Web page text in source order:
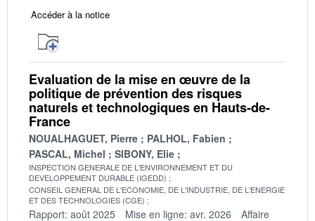
Accéder à la notice
Evaluation de la mise en œuvre de la
politique de prévention des risques
naturels et technologiques en Hauts-de-
France
NOUALHAGUET, Pierre
PALHOL, Fabien
PASCAL, Michel
SIBONY, Elie
INSPECTION GENERALE DE L'ENVIRONNEMENT ET DU
DEVELOPPEMENT DURABLE (IGEDD)
CONSEIL GENERAL DE L'ECONOMIE, DE L'INDUSTRIE, DE L'ENERGIE
ET DES TECHNOLOGIES (CGE)
Rapport: août 2025 Mise en ligne: avr. 2026
Affaire